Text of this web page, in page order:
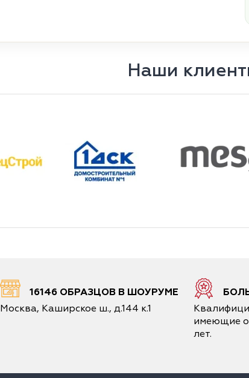
Наши
16146 ОБРАЗЦОВ В ШОУРУМЕ
Москва, Каширское ш., д.144 к.1
имеющие
лет.